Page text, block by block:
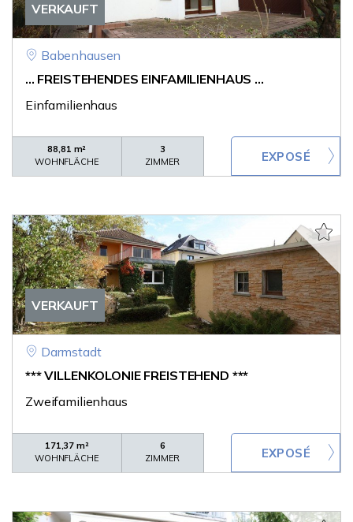
VERKAUFT
Babenhausen
... FREISTEHENDES EINFAMILIENHAUS ...
Einfamilienhaus
88,81 m²
WOHNFLÄCHE
3
ZIMMER
VERKAUFT
Darmstadt
*** VILLENKOLONIE FREISTEHEND ***
Zweifamilienhaus
171,37 m²
WOHNFLÄCHE
6
ZIMMER